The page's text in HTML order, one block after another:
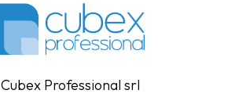
Cubex Professional srl